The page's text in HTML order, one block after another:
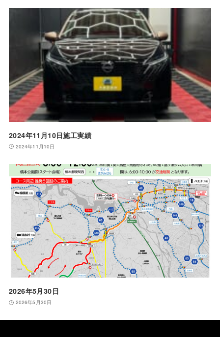
2024年11月10日施工実績
2024年11月10日
2026年5月30日
2026年5月30日